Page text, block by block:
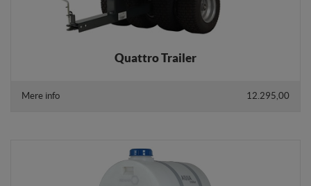
Quattro Trailer
12.295,00
Mere info
Personaliserings-cookies (tracking-cookies)
indsamler brugerens digitale fodspor på tværs af
flere hjemmesider og registrerer, hvad brugeren
interesserer sig for/søger på for at kunne
personalisere indholdet på en hjemmeside - dvs. vise
bruger.
indsamler brugerens digitale fodspor på tværs af
flere hjemmesider og registrerer, hvad brugeren